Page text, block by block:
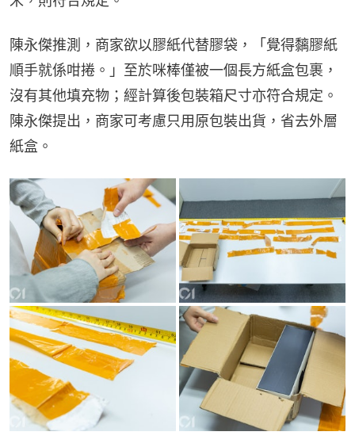
陳永傑推測，商家欲以膠紙代替膠袋，「覺得黐膠紙
順手就係咁捲。」至於咪棒僅被一個長方紙盒包裹，
沒有其他填充物；經計算後包裝箱尺寸亦符合規定。
陳永傑提出，商家可考慮只用原包裝出貨，省去外層
紙盒。